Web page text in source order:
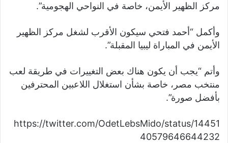
مركز الظهير الأيمن، خاصة في النواحي الهجومية”.
وأكمل “أحمد فتحي سيكون الأقرب لشغل مركز الظهير
الأيمن في المباراة ليبيا المقبلة”.
وأتم “يجب أن يكون هناك بعض التغييرات في طريقة لعب
منتخب مصر، خاصة بشأن استغلال اللاعبين المحترفين
بأفضل صورة”.
https://twitter.com/OdetLebsMido/status/14451
40579646644232